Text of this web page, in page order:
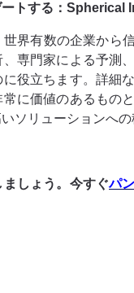
ートする：Spherical
界有数の企業から
専門家による予測
役立ちます。詳細
に価値のあるもの
ソリューションへ
しょう。今すぐパ